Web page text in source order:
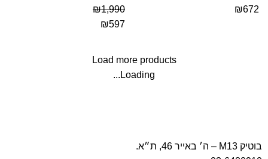
₪672
₪1,990
₪597
Load more products
Loading...
בוטיק M13 – ה׳ באייר 46, ת״א.